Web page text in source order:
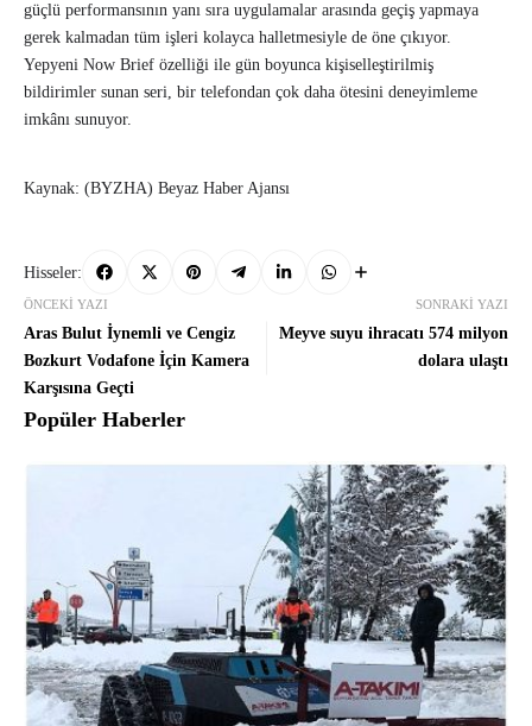
güçlü performansının yanı sıra uygulamalar arasında geçiş yapmaya
gerek kalmadan tüm işleri kolayca halletmesiyle de öne çıkıyor.
Yepyeni Now Brief özelliği ile gün boyunca kişiselleştirilmiş
bildirimler sunan seri, bir telefondan çok daha ötesini deneyimleme
imkânı sunuyor.
Kaynak: (BYZHA) Beyaz Haber Ajansı
Hisseler:
ÖNCEKI YAZI
Aras Bulut İynemli ve Cengiz
Bozkurt Vodafone İçin Kamera
Karşısına Geçti
SONRAKI YAZI
Meyve suyu ihracatı 574 milyon
dolara ulaştı
Popüler Haberler